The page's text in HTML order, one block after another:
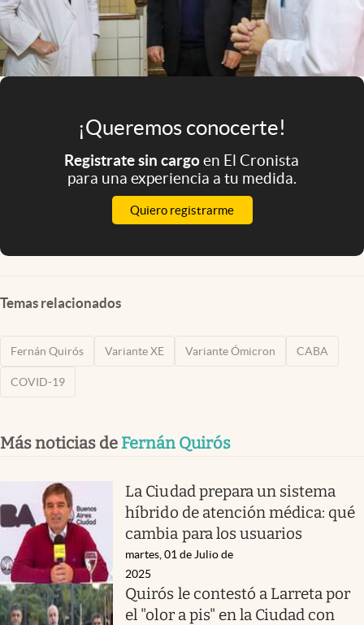
Mediakit
abre en nueva pestaña
Argentina
¡Queremos conocerte!
Registrate sin cargoen El Cronista
para una experiencia a tu medida.
Quiero registrarme
Temas relacionados
Fernán Quirós Variante XE Variante Ómicron CABA
COVID-19
Más noticias de Fernán Quirós
La Ciudad prepara un sistema
híbrido de atención médica: qué
cambia para los usuarios
martes, 01 de Julio de
2025
Quirós le contestó a Larreta por
el "olor a pis" en la Ciudad con